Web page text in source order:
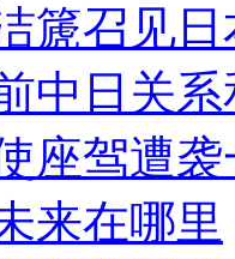
篪召见
中日关
座驾遭
来在哪里